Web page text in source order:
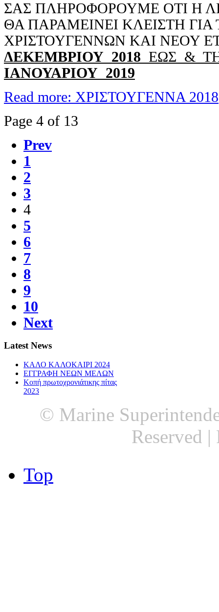
ΣΑΣ ΠΛΗΡΟΦΟΡΟΥΜΕ ΟΤΙ Η
ΘΑ ΠΑΡΑΜΕΙΝΕΙ ΚΛΕΙΣΤΗ ΓΙΑ
ΧΡΙΣΤΟΥΓΕΝΝΩΝ KAI ΝΕΟΥ
ΔΕΚΕΜΒΡΙΟΥ 2018 ΕΩΣ &
ΙΑΝΟΥΑΡΙΟΥ 2019
Read more: ΧΡΙΣΤΟΥΓΕΝΝΑ 2018
Page 4 of 13
Prev
1
2
3
4
5
6
7
8
9
10
Next
Latest News
ΚΑΛΟ ΚΑΛΟΚΑΙΡΙ 2024
ΕΓΓΡΑΦΗ ΝΕΩΝ ΜΕΛΩΝ
Κοπή πρωτοχρονιάτικης πίτας
2023
© Marine
Reserved
Top